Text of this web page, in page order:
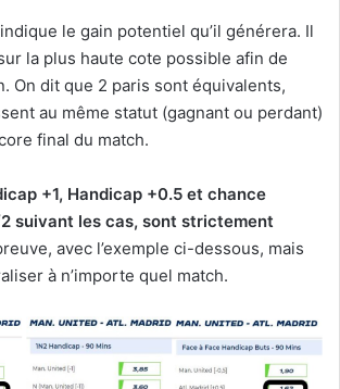
le gain potentiel qu’il générera. Il
la plus haute cote possible afin de
On dit que 2 paris sont équivalents,
au même statut (gagnant ou perdant)
final du match.
+1, Handicap +0.5 et chance
suivant les cas, sont strictement
avec l’exemple ci-dessous, mais
à n’importe quel match.